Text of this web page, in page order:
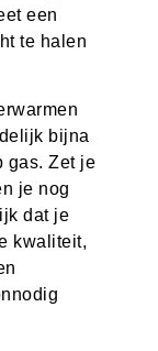
een
te halen
bijna
gas. Zet je
je nog
dat je
kwaliteit,